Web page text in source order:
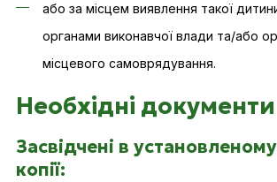
або за місцем виявлення такої
органами виконавчої влади та/або
місцевого самоврядування.
Необхідні документи
Засвідчені в
копії: